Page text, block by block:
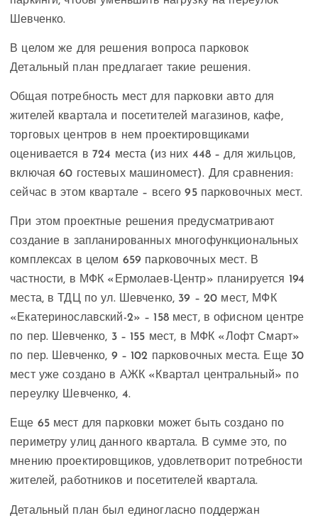
Шевченко.
В целом же для решения вопроса парковок
Детальный план предлагает такие решения.
Общая потребность мест для парковки авто для
жителей квартала и посетителей магазинов, кафе,
торговых центров в нем проектировщиками
оценивается в 724 места (из них 448 – для жильцов,
включая 60 гостевых машиномест). Для сравнения:
сейчас в этом квартале – всего 95 парковочных мест.
При этом проектные решения предусматривают
создание в запланированных многофункциональных
комплексах в целом 659 парковочных мест. В
частности, в МФК «Ермолаев-Центр» планируется 194
места, в ТДЦ по ул. Шевченко, 39 – 20 мест, МФК
«Екатеринославский-2» – 158 мест, в офисном центре
по пер. Шевченко, 3 – 155 мест, в МФК «Лофт Смарт»
по пер. Шевченко, 9 – 102 парковочных места. Еще 30
мест уже создано в АЖК «Квартал центральный» по
переулку Шевченко, 4.
Еще 65 мест для парковки может быть создано по
периметру улиц данного квартала. В сумме это, по
мнению проектировщиков, удовлетворит потребности
жителей, работников и посетителей квартала.
Детальный план был единогласно поддержан